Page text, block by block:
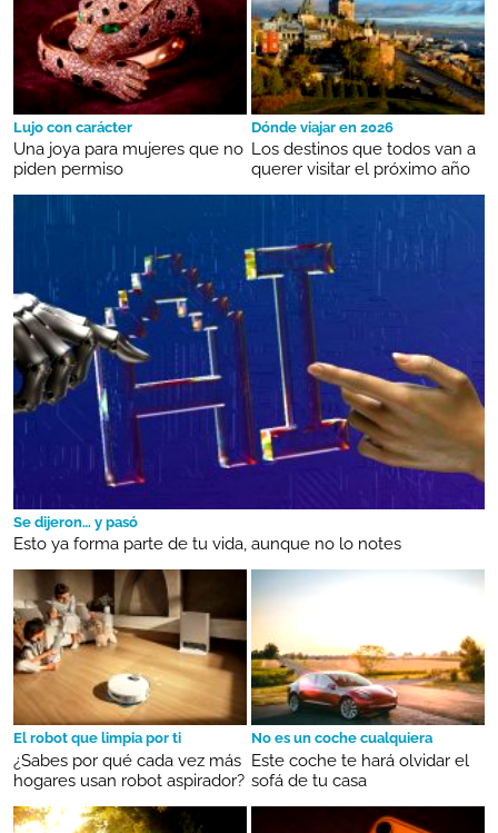
Lujo con carácter
Una joya para mujeres que no
piden permiso
Dónde viajar en 2026
Los destinos que todos van a
querer visitar el próximo año
Se dijeron… y pasó
Esto ya forma parte de tu vida, aunque no lo notes
El robot que limpia por ti
¿Sabes por qué cada vez más
hogares usan robot aspirador?
No es un coche cualquiera
Este coche te hará olvidar el
sofá de tu casa